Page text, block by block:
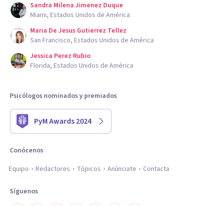
Sandra Milena Jimenez Duque
Miami, Estados Unidos de América
Maria De Jesus Gutierrez Tellez
San Francisco, Estados Unidos de América
Jessica Perez Rubio
Florida, Estados Unidos de América
Psicólogos nominados y premiados
PyM Awards 2024
Conócenos
Equipo
Redactores Tópicos Anúnciate Contacta
Síguenos